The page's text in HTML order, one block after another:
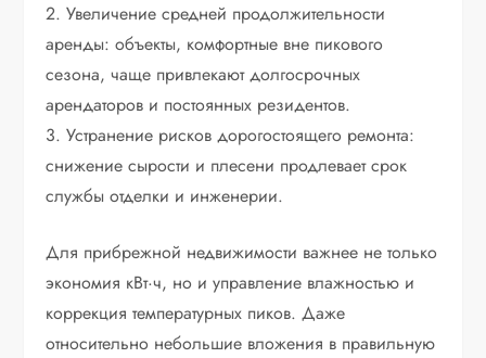
2. Увеличение средней продолжительности
аренды: объекты, комфортные вне пикового
сезона, чаще привлекают долгосрочных
арендаторов и постоянных резидентов.
3. Устранение рисков дорогостоящего ремонта:
снижение сырости и плесени продлевает срок
службы отделки и инженерии.
Для прибрежной недвижимости важнее не только
экономия кВт·ч, но и управление влажностью и
коррекция температурных пиков. Даже
относительно небольшие вложения в правильную